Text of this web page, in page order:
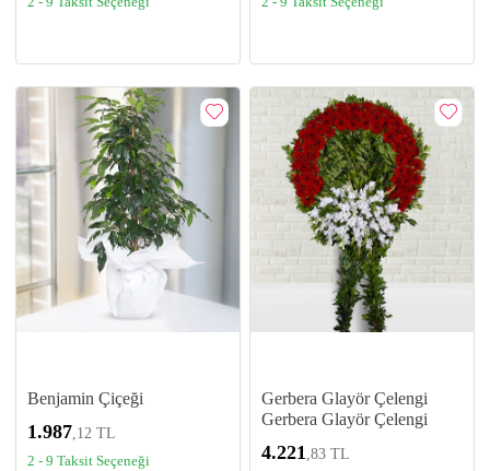
Benjamin Çiçeği
1.987,12 TL
2 - 9 Taksit Seçeneği
Gerbera Glayör Çelengi
Gerbera Glayör Çelengi
4.221,83 TL